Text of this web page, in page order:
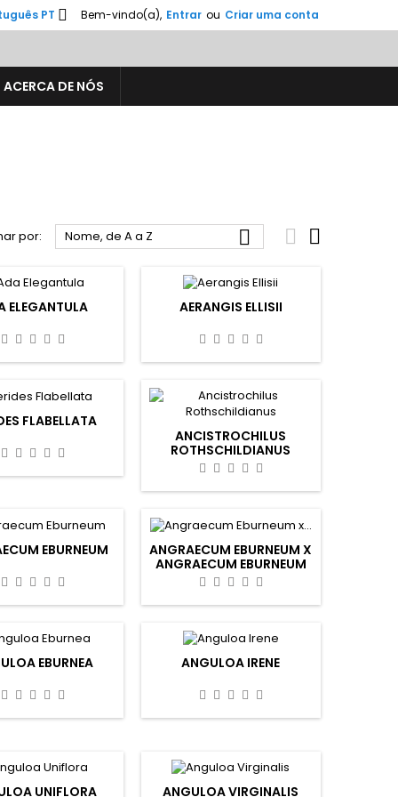
Bem-vindo(a), Entrar ou Criar uma conta
PT 
ACERCA DE NÓS
por: Nome, de A a Z   
ELEGANTULA AERANGIS ELLISII
FLABELLATA
ANCISTROCHILUS
ROTHSCHILDIANUS
EBURNEUM
ANGRAECUM EBURNEUM X
ANGRAECUM EBURNEUM
EBURNEA ANGULOA IRENE
UNIFLORA ANGULOA VIRGINALIS